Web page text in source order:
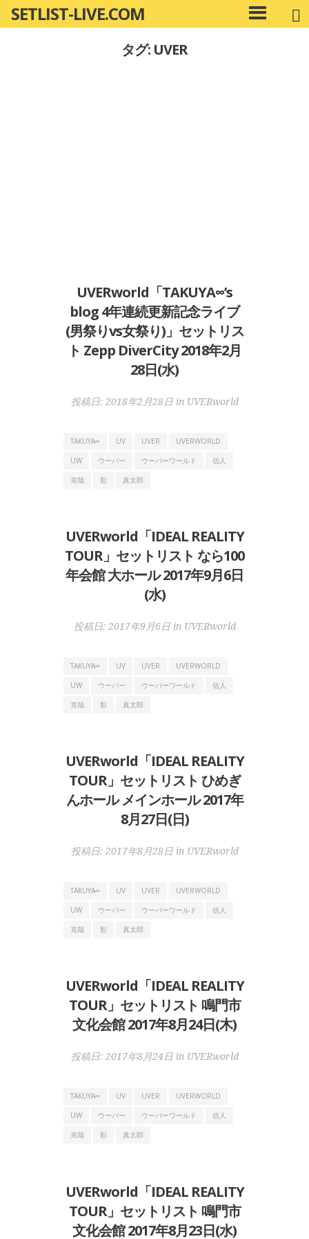
ン
SETLIST-LIVE.COM
メ
イ
タグ: UVER
UVERworld「TAKUYA∞’s
blog 4年連続更新記念ライブ
(男祭りvs女祭り)」セットリス
ト Zepp DiverCity 2018年2月
28日(水)
投稿日: 2018年2月28日in UVERworld
TAKUYA∞ UV UVER
UVERWORLD
UW
ウーバー ウーバーワールド
信人
克哉
彰 真太郎
UVERworld「IDEAL REALITY
TOUR」セットリスト なら100
年会館 大ホール 2017年9月6日
(水)
投稿日: 2017年9月6日in UVERworld
TAKUYA∞ UV UVER
UVERWORLD
UW
ウーバー ウーバーワールド
信人
克哉
彰 真太郎
UVERworld「IDEAL REALITY
TOUR」セットリスト ひめぎ
んホール メインホール 2017年
8月27日(日)
投稿日: 2017年8月28日in UVERworld
TAKUYA∞ UV UVER
UVERWORLD
UW
ウーバー ウーバーワールド
信人
克哉
彰 真太郎
UVERworld「IDEAL REALITY
TOUR」セットリスト 鳴門市
文化会館 2017年8月24日(木)
投稿日: 2017年8月24日in UVERworld
TAKUYA∞ UV UVER
UVERWORLD
UW
ウーバー ウーバーワールド
信人
克哉
彰 真太郎
UVERworld「IDEAL REALITY
TOUR」セットリスト 鳴門市
文化会館 2017年8月23日(水)